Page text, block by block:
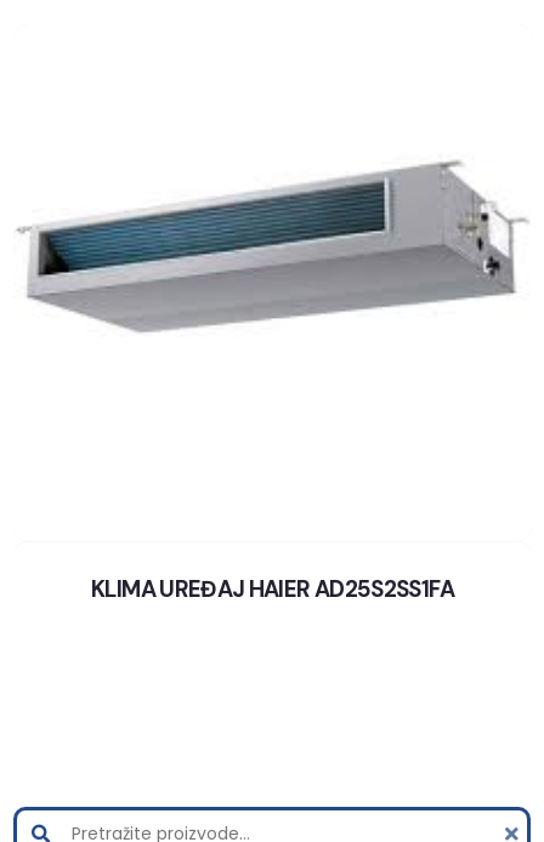
KLIMA UREĐAJ HAIER AD25S2SS1FA